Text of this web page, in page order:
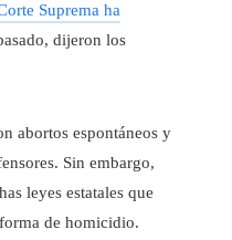
Suprema ha
dijeron los
abortos espontáneos y
Sin embargo,
leyes estatales que
de homicidio.